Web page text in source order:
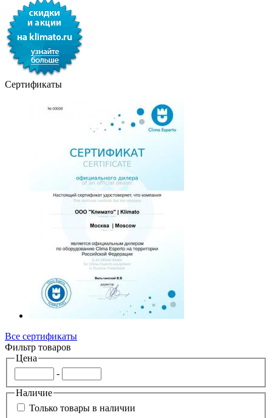
Сертификаты
Все сертификаты
Фильтр товаров
Цена
-
Наличие
Только товары в наличии